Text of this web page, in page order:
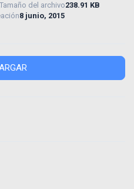
Tamaño del archivo238.91 KB
8 junio, 2015